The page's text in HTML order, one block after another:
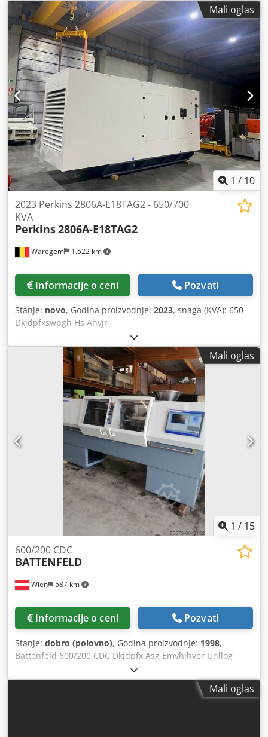
Pogurivačka grupa suprotno od strane operatera Detektor
duplih tabaka Centriranje i zatvaranje opreme za
štancovanje Stanica za ekstrakciju otpada sa brzim
stezanjem alata Izlaz za visoku slaganje Bobst CUBE II
Podignut za 35 cm Rama za pripremu tabaka van mašine
Maksimalni format: 102x142 cm Djdpsy D Ht Sefx Ahvekr
Minimalni format: 50x70 cm Minimalna gramatura papira:
80 g/m² Maksimalna gramatura kartona: 2.000 g
Maksimalna debljina talasastog kartona: 4 mm Maksimalna
brzina: 7.000 tabaka/h Maksimalni pritisak: 600 tona
Dostupno septembar/oktobar 2026
Mali oglas
1 / 10
Waregem 1.522 km
2023 Perkins 2806A-E18TAG2 - 650/700
KVA
Perkins2806A-E18TAG2
Informacije o ceni Pozvati
Stanje: novo, Godina proizvodnje: 2023, snaga (KVA): 650
Dkjdpfxswpgh Hs Ahvjr
Mali oglas
1 / 15
Wien 587 km
600/200 CDC
BATTENFELD
Informacije o ceni Pozvati
Stanje: dobro (polovno), Godina proizvodnje: 1998,
Battenfeld 600/200 CDC Dkjdpfx Asg Emvhjhver Unllog
4000 Zatvaranje 60 TO Godina proizvodnje 1997 Skrau 30
mm Ubrizgavanje-omekšavanje oko 90 g
Mali oglas